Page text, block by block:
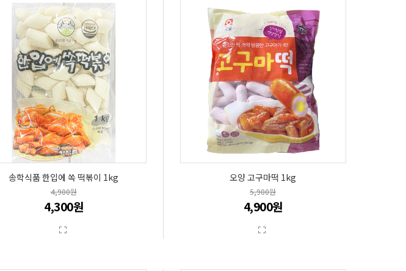
송학식품 한입에 쏙 떡볶이 1kg
4,900원
4,300원
오양 고구마떡 1kg
5,900원
4,900원